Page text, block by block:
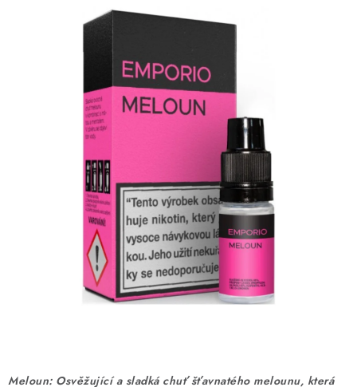
NIKOTINOVÉ SÁČKY
DÁRKOVÉ VOUCHERY
ATOMIZÉRY A CARTRIDGE
BATERIE A NABÍJEČKY
JEDNORÁZOVÉ A DOBÍJECÍ E-CIGARETY
Meloun: Osvěžující a sladká chuť šťavnatého melounu, která